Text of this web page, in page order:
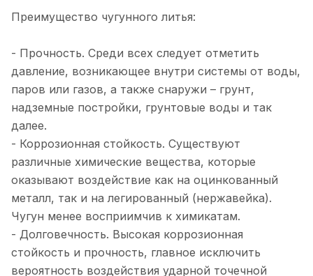
Преимущество чугунного литья:
- Прочность. Среди всех следует отметить
давление, возникающее внутри системы от воды,
паров или газов, а также снаружи – грунт,
надземные постройки, грунтовые воды и так
далее.
- Коррозионная стойкость. Существуют
различные химические вещества, которые
оказывают воздействие как на оцинкованный
металл, так и на легированный (нержавейка).
Чугун менее восприимчив к химикатам.
- Долговечность. Высокая коррозионная
стойкость и прочность, главное исключить
вероятность воздействия ударной точечной